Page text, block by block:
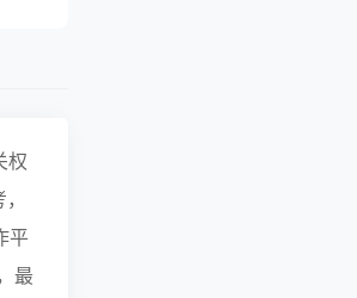
权
平
最